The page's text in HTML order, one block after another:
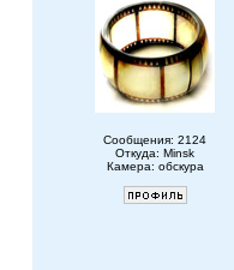
Сообщения: 2124
Откуда: Minsk
Камера: обскура